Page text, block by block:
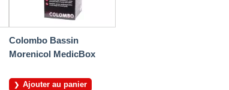
Colombo Bassin
Morenicol MedicBox
Ajouter au panier